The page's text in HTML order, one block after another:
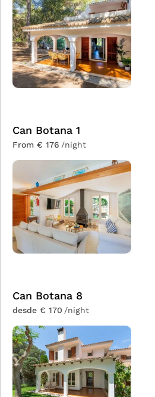
Can Botana 1
From € 176/night
Can Botana 8
desde € 170/night